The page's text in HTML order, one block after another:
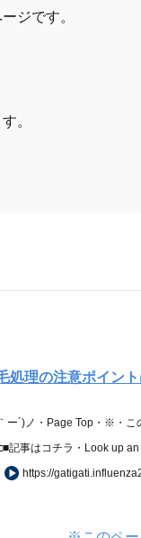
ジです。
。
処理の注意ポイント
ー´)ノ・Page Top・※・
記事はコチラ・Look up
https://